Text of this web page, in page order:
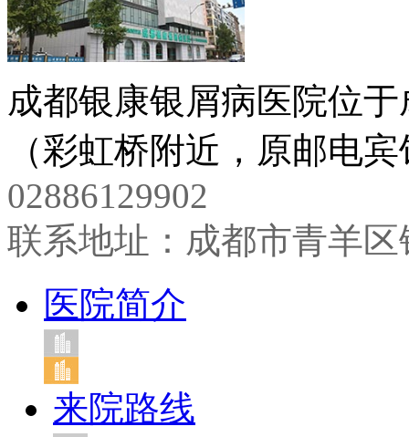
成都银康银屑病医院位
（彩虹桥附近，原邮电
02886129902
联系地址：成都市青羊
医院简介
来院路线